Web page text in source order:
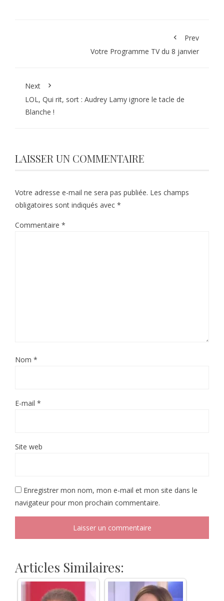
Prev
Votre Programme TV du 8 janvier
Next
LOL, Qui rit, sort : Audrey Lamy ignore le tacle de
Blanche !
LAISSER UN COMMENTAIRE
Votre adresse e-mail ne sera pas publiée. Les champs
obligatoires sont indiqués avec *
Commentaire *
Nom *
E-mail *
Site web
Enregistrer mon nom, mon e-mail et mon site dans le
navigateur pour mon prochain commentaire.
Articles Similaires: